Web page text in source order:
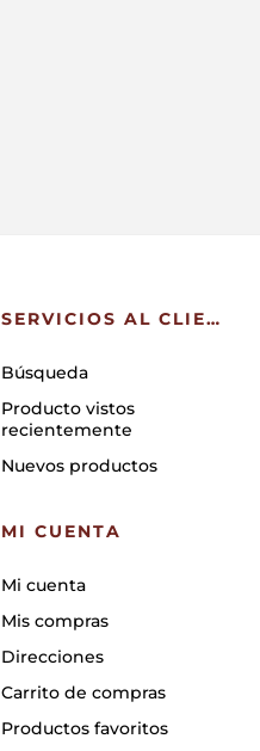
SERVICIOS AL CLIENTE
Búsqueda
Producto vistos
recientemente
Nuevos productos
MI CUENTA
Mi cuenta
Mis compras
Direcciones
Carrito de compras
Productos favoritos